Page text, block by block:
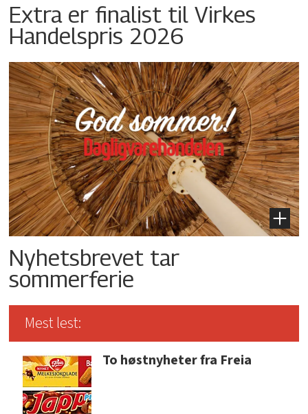
Extra er finalist til Virkes
Handelspris 2026
Nyhetsbrevet tar
sommerferie
Mest lest:
To høstnyheter fra Freia